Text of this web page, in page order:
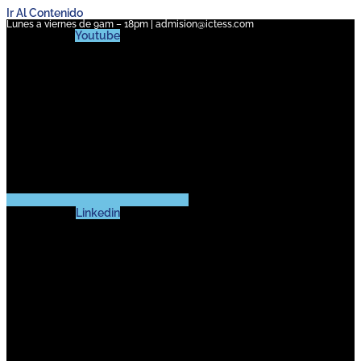
Ir Al Contenido
Lunes a viernes de 9am – 18pm | admision@ictess.com
Youtube
Linkedin